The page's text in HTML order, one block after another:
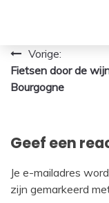
Bericht
navigatie
Vorige:
Fietsen door de
Bourgogne
Geef een
Je e-mailadres
zijn gemarkeerd